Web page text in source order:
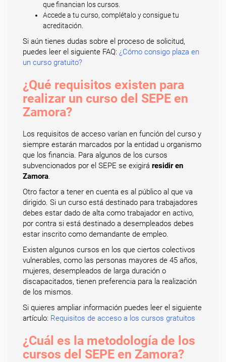
que financian los cursos.
Accede a tu curso, complétalo y consigue tu
acreditación.
Si aún tienes dudas sobre el proceso de solicitud,
puedes leer el siguiente FAQ: ¿Cómo consigo plaza en
un curso gratuito?
¿Qué requisitos existen para
realizar un curso del SEPE en
Zamora?
Los requisitos de acceso varían en función del curso y
siempre estarán marcados por la entidad u organismo
que los financia. Para algunos de los cursos
subvencionados por el SEPE se exigirá residir en
Zamora.
Otro factor a tener en cuenta es al público al que va
dirigido. Si un curso está destinado para trabajadores
debes estar dado de alta como trabajador en activo,
por contra si está destinado a desempleados debes
estar inscrito como demandante de empleo.
Existen algunos cursos en los que ciertos colectivos
vulnerables, como las personas mayores de 45 años,
mujeres, desempleados de larga duración o
discapacitados, tienen preferencia para la realización
de los mismos.
Si quieres ampliar información puedes leer el siguiente
artículo: Requisitos de acceso a los cursos gratuitos
¿Cuál es la metodología de los
cursos del SEPE en Zamora?